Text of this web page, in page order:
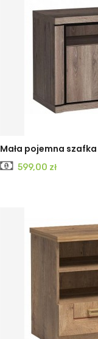
Mała pojemna szafka
Cena
599,00 zł